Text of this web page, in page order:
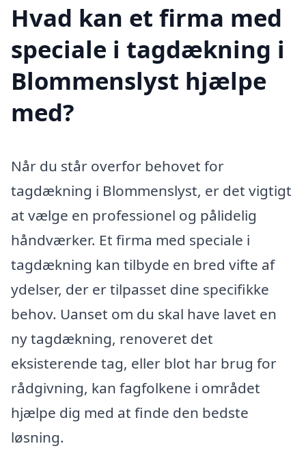
Hvad kan et firma med
speciale i tagdækning i
Blommenslyst hjælpe
med?
Når du står overfor behovet for
tagdækning i Blommenslyst, er det vigtigt
at vælge en professionel og pålidelig
håndværker. Et firma med speciale i
tagdækning kan tilbyde en bred vifte af
ydelser, der er tilpasset dine specifikke
behov. Uanset om du skal have lavet en
ny tagdækning, renoveret det
eksisterende tag, eller blot har brug for
rådgivning, kan fagfolkene i området
hjælpe dig med at finde den bedste
løsning.